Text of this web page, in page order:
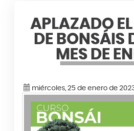
APLAZADO
DE BONSÁIS
MES DE
miércoles, 25 de enero de